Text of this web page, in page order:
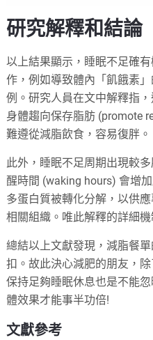
研究解釋和結論
以上結果顯示，睡眠不足確
作，例如導致體內「飢餓素
例。研究人員在文中解釋指
身體趨向保存脂肪 (promote
難遵從減脂飲食，容易復胖。
此外，睡眠不足周期出現較
醒時間 (waking hours) 會增
多蛋白質被轉化分解，以供
相關組織。唯此解釋的詳細
總結以上文獻發現，減脂餐
扣。故此決心減肥的朋友，
保持足夠睡眠休息也是不能
體效果才能事半功倍!
文獻參考